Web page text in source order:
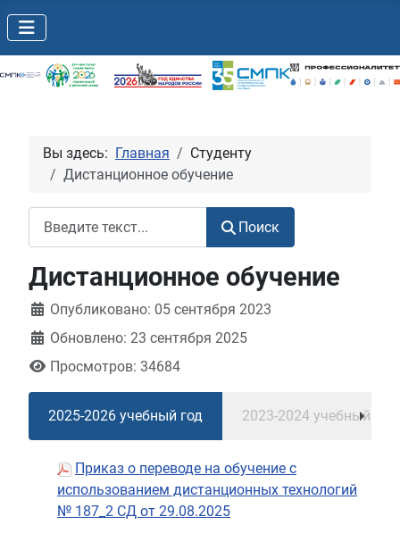
Вы здесь: Главная
Студенту
Дистанционное обучение
Поиск
Дистанционное обучение
Информация о материале
Опубликовано: 05 сентября 2023
Обновлено: 23 сентября 2025
Просмотров: 34684
2025-2026 учебный год 2023-2024 учебный год
Приказ о переводе на обучение с
использованием дистанционных технологий
№ 187_2 СД от 29.08.2025